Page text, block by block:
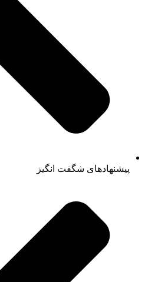
پیشنهادهای شگفت انگیز